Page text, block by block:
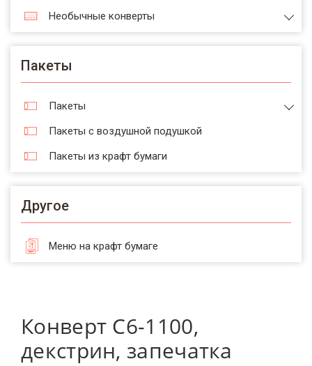
Необычные конверты
Пакеты
Пакеты
Пакеты с воздушной подушкой
Пакеты из крафт бумаги
Другое
Меню на крафт бумаге
Конверт С6-1100,
декстрин, запечатка